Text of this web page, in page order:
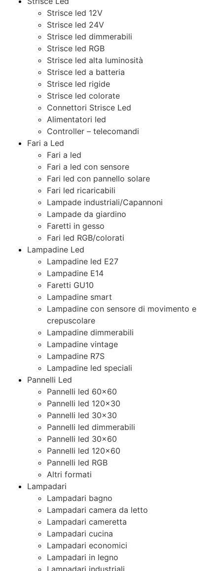
Strisce led 12V
Strisce led 24V
Strisce led dimmerabili
Strisce led RGB
Strisce led alta luminosità
Strisce led a batteria
Strisce led rigide
Strisce led colorate
Connettori Strisce Led
Alimentatori led
Controller – telecomandi
Fari a Led
Fari a led
Fari a led con sensore
Fari led con pannello solare
Fari led ricaricabili
Lampade industriali/Capannoni
Lampade da giardino
Faretti in gesso
Fari led RGB/colorati
Lampadine Led
Lampadine led E27
Lampadine E14
Faretti GU10
Lampadine smart
Lampadine con sensore di movimento e
crepuscolare
Lampadine dimmerabili
Lampadine vintage
Lampadine R7S
Lampadine led speciali
Pannelli Led
Pannelli led 60×60
Pannelli led 120×30
Pannelli led 30×30
Pannelli led dimmerabili
Pannelli led 30×60
Pannelli led 120×60
Pannelli led RGB
Altri formati
Lampadari
Lampadari bagno
Lampadari camera da letto
Lampadari cameretta
Lampadari cucina
Lampadari economici
Lampadari in legno
Lampadari industriali